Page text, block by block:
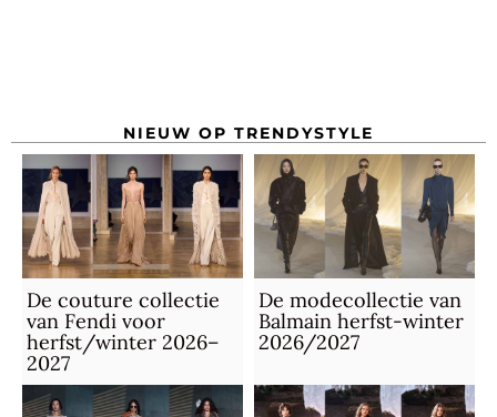
NIEUW OP TRENDYSTYLE
De couture collectie
van Fendi voor
herfst/winter 2026–
2027
De modecollectie van
Balmain herfst-winter
2026/2027